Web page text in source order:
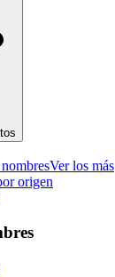
Ver los más
origen